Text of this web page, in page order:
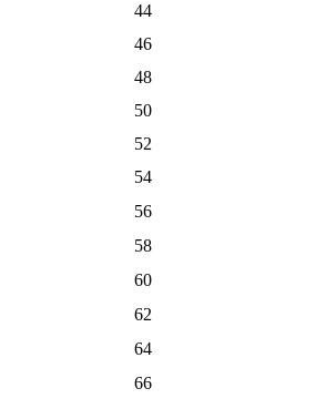
44
46
48
50
52
54
56
58
60
62
64
66